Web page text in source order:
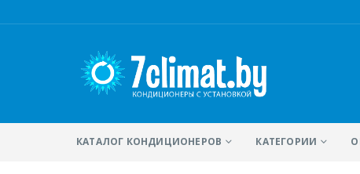
КАТАЛОГ КОНДИЦИОНЕРОВ КАТЕГОРИИ